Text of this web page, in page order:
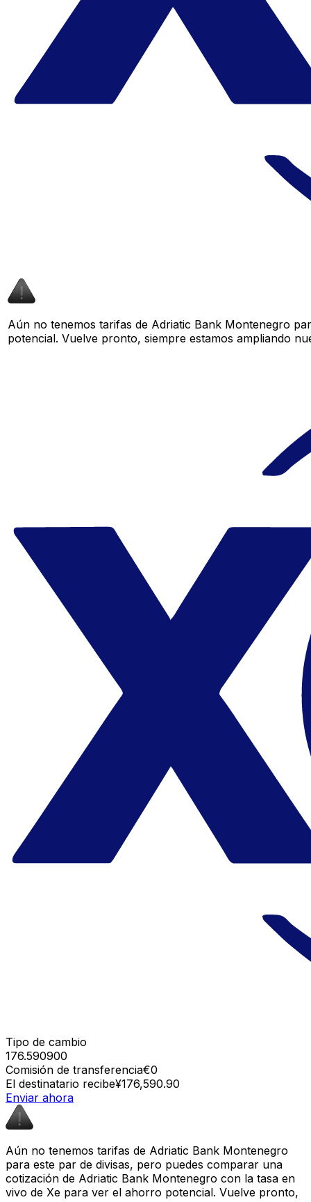
Aún no tenemos tarifas de Adriatic Bank Montenegro
potencial. Vuelve pronto, siempre estamos ampliando
Tipo de cambio
176.590900
Comisión de transferencia€0
El destinatario recibe¥176,590.90
Enviar ahora
Aún no tenemos tarifas de Adriatic Bank Montenegro
para este par de divisas, pero puedes comparar una
cotización de Adriatic Bank Montenegro con la tasa en
vivo de Xe para ver el ahorro potencial. Vuelve pronto,